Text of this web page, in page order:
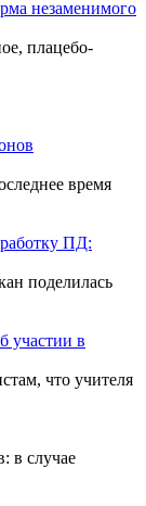
незаменимого
плацебо-
время
ПД:
поделилась
участии в
что учителя
в случае